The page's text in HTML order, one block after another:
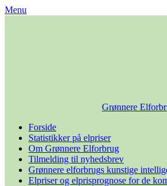
Skip
Menu
Grønnere
Forside
Statistikker på elpriser
Om Grønnere Elforbrug
Tilmelding til nyhedsbrev
Grønnere elforbrugs kunstige
Elpriser og elprisprognose for de